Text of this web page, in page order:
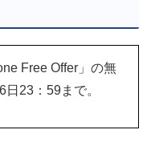
Free Offer」の無
23：59まで。